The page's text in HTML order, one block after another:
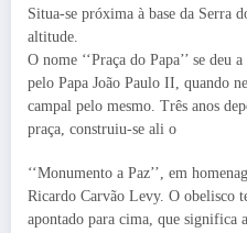
Situa-se próxima à base da Serra
altitude.
O nome ‘‘Praça do Papa’’ se
pelo Papa João Paulo II, quando
campal pelo mesmo. Três anos
praça, construiu-se ali o
‘‘Monumento a Paz’’, em
Ricardo Carvão Levy. O obelisco
apontado para cima, que significa